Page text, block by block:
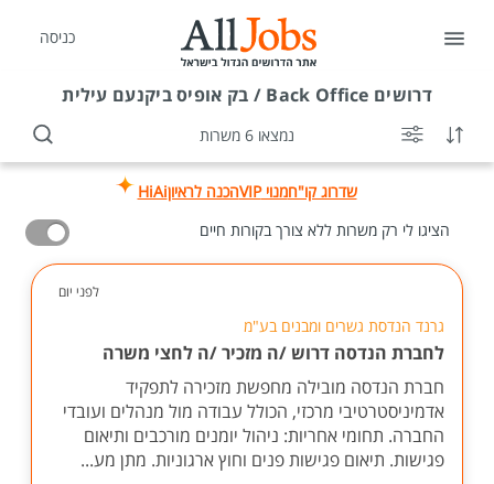
כניסה
דרושים Back Office / בק אופיס ביקנעם עילית
נמצאו 6 משרות
שדרוג קו"חמנוי VIP הכנה לראיוןHiAi
הציגו לי רק משרות ללא צורך בקורות חיים
לפני יום
גרנד הנדסת גשרים ומבנים בע"מ
לחברת הנדסה דרוש /ה מזכיר /ה לחצי משרה
חברת הנדסה מובילה מחפשת מזכירה לתפקיד
אדמיניסטרטיבי מרכזי, הכולל עבודה מול מנהלים ועובדי
החברה. תחומי אחריות: ניהול יומנים מורכבים ותיאום
פגישות. תיאום פגישות פנים וחוץ ארגוניות. מתן מע...